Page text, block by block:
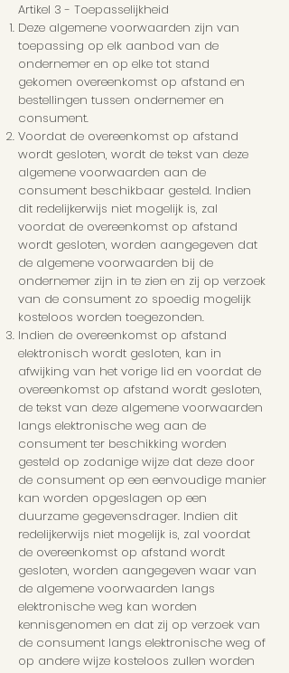
Artikel 3 - Toepasselijkheid
Deze algemene voorwaarden zijn van
toepassing op elk aanbod van de
ondernemer en op elke tot stand
gekomen overeenkomst op afstand en
bestellingen tussen ondernemer en
consument.
Voordat de overeenkomst op afstand
wordt gesloten, wordt de tekst van deze
algemene voorwaarden aan de
consument beschikbaar gesteld. Indien
dit redelijkerwijs niet mogelijk is, zal
voordat de overeenkomst op afstand
wordt gesloten, worden aangegeven dat
de algemene voorwaarden bij de
ondernemer zijn in te zien en zij op verzoek
van de consument zo spoedig mogelijk
kosteloos worden toegezonden.
Indien de overeenkomst op afstand
elektronisch wordt gesloten, kan in
afwijking van het vorige lid en voordat de
overeenkomst op afstand wordt gesloten,
de tekst van deze algemene voorwaarden
langs elektronische weg aan de
consument ter beschikking worden
gesteld op zodanige wijze dat deze door
de consument op een eenvoudige manier
kan worden opgeslagen op een
duurzame gegevensdrager. Indien dit
redelijkerwijs niet mogelijk is, zal voordat
de overeenkomst op afstand wordt
gesloten, worden aangegeven waar van
de algemene voorwaarden langs
elektronische weg kan worden
kennisgenomen en dat zij op verzoek van
de consument langs elektronische weg of
op andere wijze kosteloos zullen worden